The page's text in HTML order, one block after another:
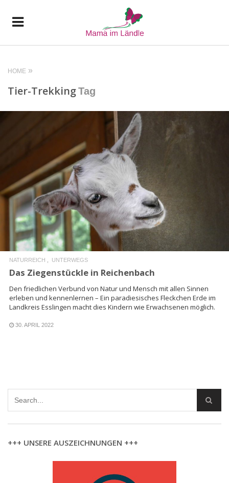
HOME
Tier-TrekkingTag
READ MORE
NATURREICH UNTERWEGS
Das Ziegenstückle in Reichenbach
Den friedlichen Verbund von Natur und Mensch mit allen Sinnen
erleben und kennenlernen – Ein paradiesisches Fleckchen Erde im
Landkreis Esslingen macht dies Kindern wie Erwachsenen möglich.
30. APRIL 2022
+++ UNSERE AUSZEICHNUNGEN +++